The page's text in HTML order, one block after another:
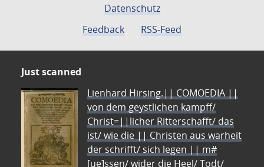
Datenschutz
Feedback
RSS-Feed
Just scanned
Lienhard Hirsing.|| COMOEDIA ||
von dem geystlichen kampff/
Christ=||licher Ritterschafft/ das
ist/ wie die || Christen aus warheit
der schrifft/ sich legen || m#
[ue]ssen/ wider die Heel/ Todt/